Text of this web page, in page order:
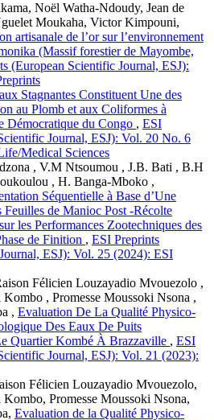
Noël Watha-Ndoudy, Jean de
Moukaha, Victor Kimpouni,
artisanale de l’or sur l’environnement
(Massif forestier de Mayombe,
(European Scientific Journal, ESJ):
Stagnantes Constituent Une des
au Plomb et aux Coliformes à
Démocratique du Congo , ESI
Journal, ESJ): Vol. 20 No. 6
Medical Sciences
, V.M Ntsoumou , J.B. Bati , B.H
, H. Banga-Mboko ,
Séquentielle à Base d’Une
Feuilles de Manioc Post -Récolte
les Performances Zootechniques des
de Finition , ESI Preprints
ESJ): Vol. 25 (2024): ESI
Félicien Louzayadio Mvouezolo ,
, Promesse Moussoki Nsona ,
, Evaluation De La Qualité Physico-
Des Eaux De Puits
Quartier Kombé À Brazzaville , ESI
Journal, ESJ): Vol. 21 (2023):
Félicien Louzayadio Mvouezolo,
Promesse Moussoki Nsona,
Evaluation de la Qualité Physico-